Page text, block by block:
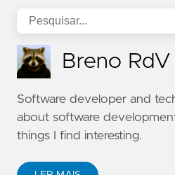
Breno RdV
Software developer and
about software
things I find interesting.